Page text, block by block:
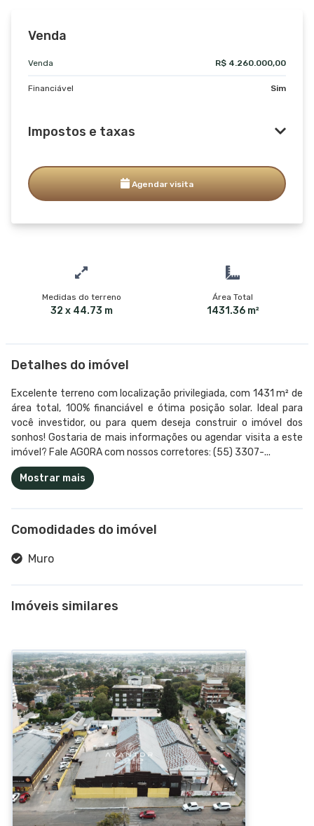
Venda
Venda R$ 4.260.000,00
Financiável Sim
Impostos e taxas
Agendar visita
Medidas do terreno
32 x 44.73 m
Área Total
1431.36 m²
Detalhes do imóvel
Excelente terreno com localização privilegiada, com 1431 m² de
área total, 100% financiável e ótima posição solar. Ideal para
você investidor, ou para quem deseja construir o imóvel dos
sonhos! Gostaria de mais informações ou agendar visita a este
imóvel? Fale AGORA com nossos corretores: (55) 3307-...
Mostrar mais
Comodidades do imóvel
Muro
Imóveis similares